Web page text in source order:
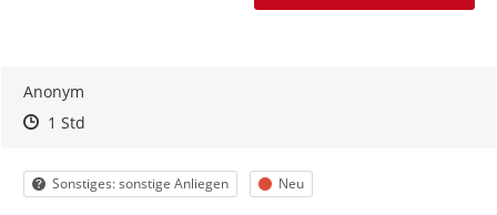
Anonym
Zeitpunkt des Erstellens
Zeitpunkt des Erstellens
1 StdZur Äußerung
Kategorie
Sonstiges: sonstige Anliegen Status
Neu